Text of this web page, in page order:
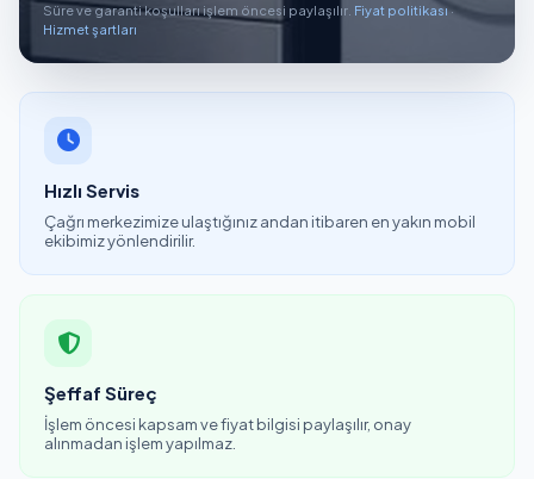
Süre ve garanti koşulları işlem öncesi paylaşılır. Fiyat politikası·
Hizmet şartları
Hızlı Servis
Çağrı merkezimize ulaştığınız andan itibaren en yakın mobil
ekibimiz yönlendirilir.
Şeffaf Süreç
İşlem öncesi kapsam ve fiyat bilgisi paylaşılır, onay
alınmadan işlem yapılmaz.